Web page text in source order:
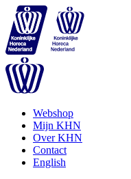
Webshop
Mijn KHN
Over KHN
Contact
English